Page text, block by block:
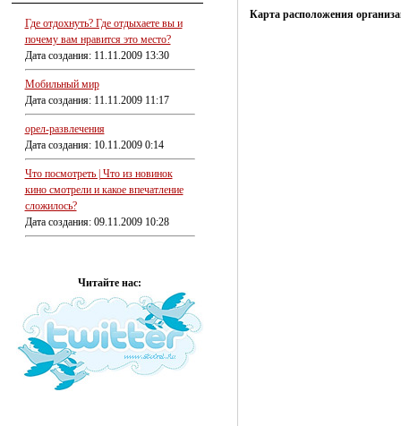
Где отдохнуть? Где отдыхаете вы и
почему вам нравится это место?
Дата создания: 11.11.2009 13:30
Мобильный мир
Дата создания: 11.11.2009 11:17
орел-развлечения
Дата создания: 10.11.2009 0:14
Что посмотреть | Что из новинок
кино смотрели и какое впечатление
сложилось?
Дата создания: 09.11.2009 10:28
Читайте нас:
Карта расположения